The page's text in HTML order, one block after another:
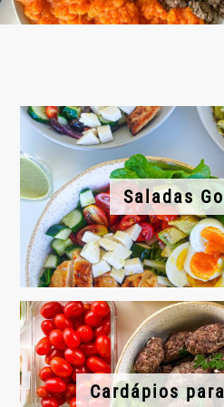
Saladas
Cardápios